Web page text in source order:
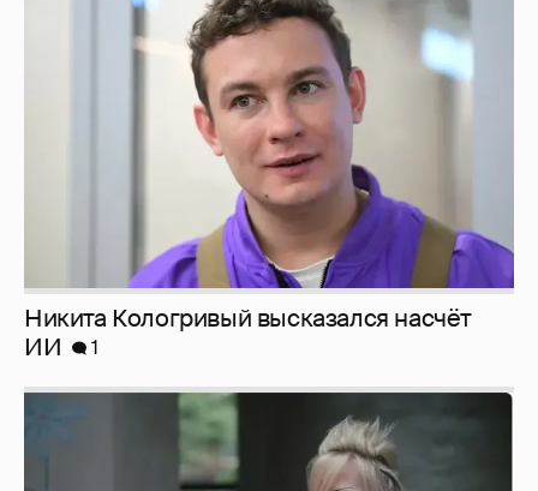
Никита Кологривый высказался насчёт
Певица Глюкоза рассказала о съёмках для
эротического журнала
3